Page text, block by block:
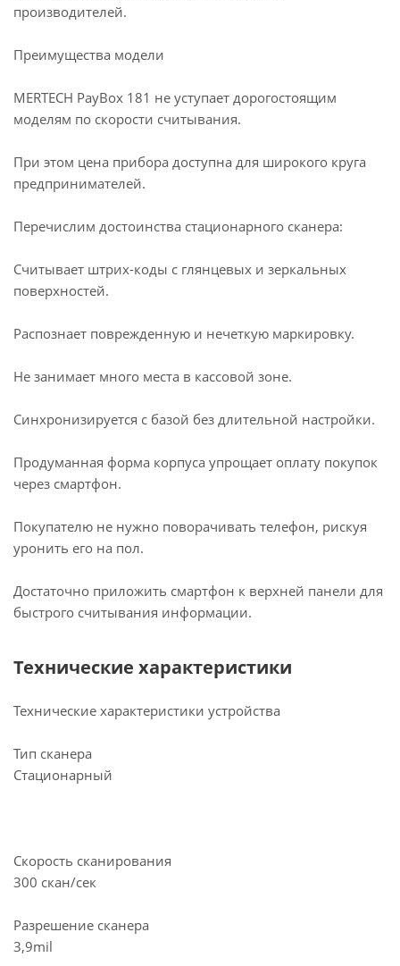
производителей.
Преимущества модели
MERTECH PayBox 181 не уступает дорогостоящим
моделям по скорости считывания.
При этом цена прибора доступна для широкого круга
предпринимателей.
Перечислим достоинства стационарного сканера:
Считывает штрих-коды с глянцевых и зеркальных
поверхностей.
Распознает поврежденную и нечеткую маркировку.
Не занимает много места в кассовой зоне.
Синхронизируется с базой без длительной настройки.
Продуманная форма корпуса упрощает оплату покупок
через смартфон.
Покупателю не нужно поворачивать телефон, рискуя
уронить его на пол.
Достаточно приложить смартфон к верхней панели для
быстрого считывания информации.
Технические характеристики
Технические характеристики устройства
Тип сканера
Стационарный
Скорость сканирования
300 скан/сек
Разрешение сканера
3,9mil